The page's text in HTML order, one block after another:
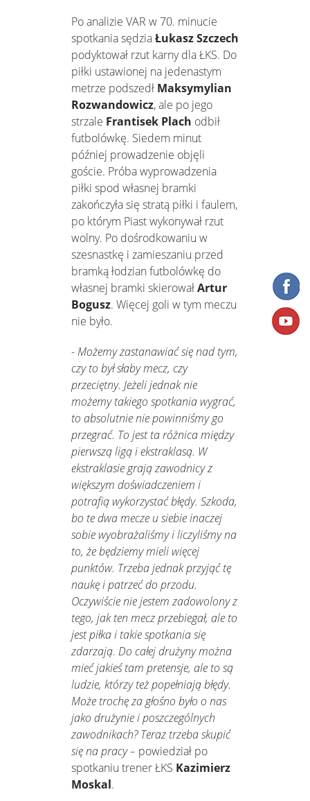
Po analizie VAR w 70. minucie
spotkania sędziaŁukasz Szczech
podyktował rzut karny dla ŁKS. Do
piłki ustawionej na jedenastym
metrze podszedł Maksymylian
Rozwandowicz, ale po jego
strzale Frantisek Plach odbił
futbolówkę. Siedem minut
później prowadzenie objęli
goście. Próba wyprowadzenia
piłki spod własnej bramki
zakończyła się stratą piłki i faulem,
po którym Piast wykonywał rzut
wolny. Po dośrodkowaniu w
szesnastkę i zamieszaniu przed
bramką łodzian futbolówkę do
własnej bramki skierowałArtur
Bogusz. Więcej goli w tym meczu
nie było.
- Możemy zastanawiać się nad tym,
czy to był słaby mecz, czy
przeciętny. Jeżeli jednak nie
możemy takiego spotkania wygrać,
to absolutnie nie powinniśmy go
przegrać. To jest ta różnica między
pierwszą ligą i ekstraklasą. W
ekstraklasie grają zawodnicy z
większym doświadczeniem i
potrafią wykorzystać błędy. Szkoda,
bo te dwa mecze u siebie inaczej
sobie wyobrażaliśmy i liczyliśmy na
to, że będziemy mieli więcej
punktów. Trzeba jednak przyjąć tę
naukę i patrzeć do przodu.
Oczywiście nie jestem zadowolony z
tego, jak ten mecz przebiegał, ale to
jest piłka i takie spotkania się
zdarzają. Do całej drużyny można
mieć jakieś tam pretensje, ale to są
ludzie, którzy też popełniają błędy.
Może trochę za głośno było o nas
jako drużynie i poszczególnych
zawodnikach? Teraz trzeba skupić
się na pracy– powiedział po
spotkaniu trener ŁKS Kazimierz
Moskal.